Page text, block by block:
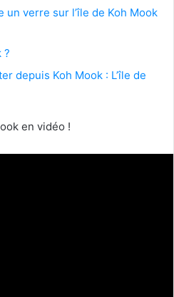
un verre sur l’île de Koh Mook
?
depuis Koh Mook : L’île de
en vidéo !